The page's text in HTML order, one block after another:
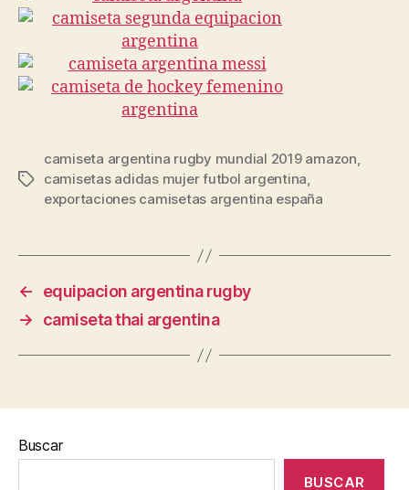
Etiquetas
camiseta argentina rugby mundial 2019 amazon,
camisetas adidas mujer futbol argentina,
exportaciones camisetas argentina españa
←
equipacion argentina rugby
→
camiseta thai argentina
Buscar
BUSCAR